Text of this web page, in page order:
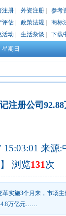
注册 外资注册
参考
评估
政策法规
商标
活动
生活杂谈 下载
星期日
注册公司
15:03:01 来
】 浏览131次
实施3个月来，市场
4.8万亿元……